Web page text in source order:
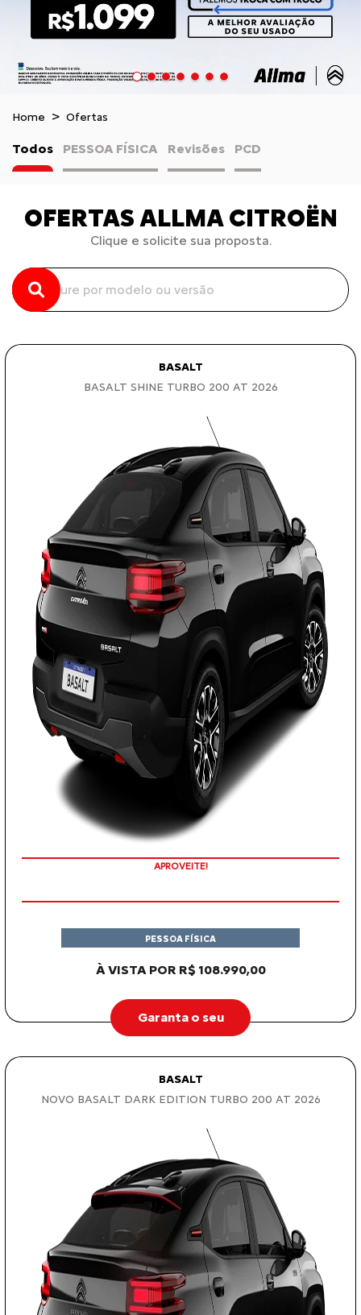
Home Ofertas
Todos PESSOA FÍSICA Revisões PCD
OFERTAS ALLMA CITROËN
Clique e solicite sua proposta.
BASALT
BASALT SHINE TURBO 200 AT 2026
COM SEU USADO NA TROCA
À VISTA POR R$ 108.990,00
PESSOA FÍSICA
Garanta o seu
BASALT
NOVO BASALT DARK EDITION TURBO 200 AT 2026